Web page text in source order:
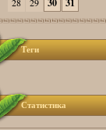
30 31
Теги
Статистика